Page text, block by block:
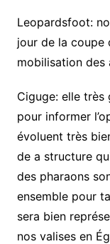
Leopardsfoot:
jour de la coupe
mobilisation des
Ciguge: elle
pour informer
évoluent très
de a structure
des pharaons
ensemble pour
sera bien
nos valises en